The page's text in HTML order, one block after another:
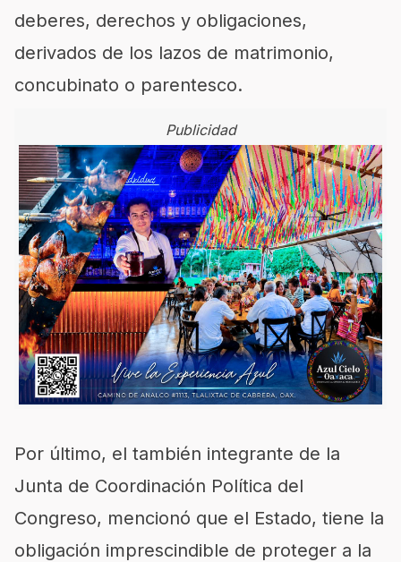
deberes, derechos y obligaciones,
derivados de los lazos de matrimonio,
concubinato o parentesco.
Publicidad
Por último, el también integrante de la
Junta de Coordinación Política del
Congreso, mencionó que el Estado, tiene la
obligación imprescindible de proteger a la